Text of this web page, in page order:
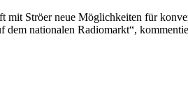
Ströer neue Möglichkeiten für
dem nationalen Radiomarkt“,